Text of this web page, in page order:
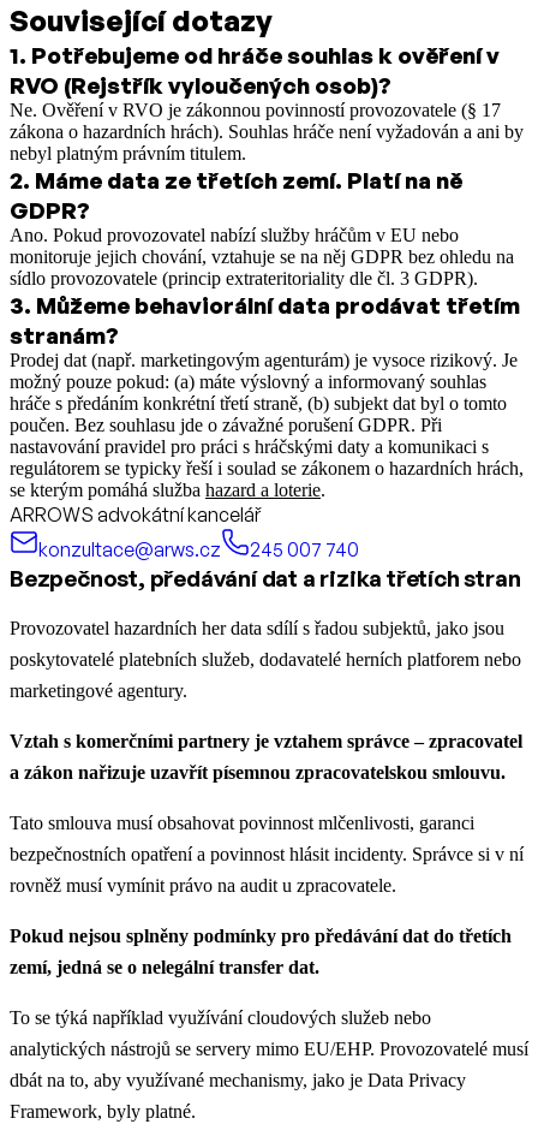
Související dotazy
1. Potřebujeme od hráče souhlas k ověření v
RVO (Rejstřík vyloučených osob)?
Ne. Ověření v RVO je zákonnou povinností provozovatele (§ 17
zákona o hazardních hrách). Souhlas hráče není vyžadován a ani by
nebyl platným právním titulem.
2. Máme data ze třetích zemí. Platí na ně
GDPR?
Ano. Pokud provozovatel nabízí služby hráčům v EU nebo
monitoruje jejich chování, vztahuje se na něj GDPR bez ohledu na
sídlo provozovatele (princip extrateritoriality dle čl. 3 GDPR).
3. Můžeme behaviorální data prodávat třetím
stranám?
Prodej dat (např. marketingovým agenturám) je vysoce rizikový. Je
možný pouze pokud: (a) máte výslovný a informovaný souhlas
hráče s předáním konkrétní třetí straně, (b) subjekt dat byl o tomto
poučen. Bez souhlasu jde o závažné porušení GDPR. Při
nastavování pravidel pro práci s hráčskými daty a komunikaci s
regulátorem se typicky řeší i soulad se zákonem o hazardních hrách,
se kterým pomáhá služba hazard a loterie.
ARROWS advokátní kancelář
konzultace@arws.cz
245 007 740
Bezpečnost, předávání dat a rizika třetích stran
Provozovatel hazardních her data sdílí s řadou subjektů, jako jsou
poskytovatelé platebních služeb, dodavatelé herních platforem nebo
marketingové agentury.
Vztah s komerčními partnery je vztahem správce – zpracovatel
a zákon nařizuje uzavřít písemnou zpracovatelskou smlouvu.
Tato smlouva musí obsahovat povinnost mlčenlivosti, garanci
bezpečnostních opatření a povinnost hlásit incidenty. Správce si v ní
rovněž musí vymínit právo na audit u zpracovatele.
Pokud nejsou splněny podmínky pro předávání dat do třetích
zemí, jedná se o nelegální transfer dat.
To se týká například využívání cloudových služeb nebo
analytických nástrojů se servery mimo EU/EHP. Provozovatelé musí
dbát na to, aby využívané mechanismy, jako je Data Privacy
Framework, byly platné.